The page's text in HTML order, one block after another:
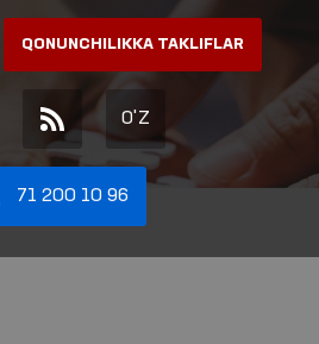
QONUNCHILIKKA TAKLIFLAR
O'Z
71 200 10 96